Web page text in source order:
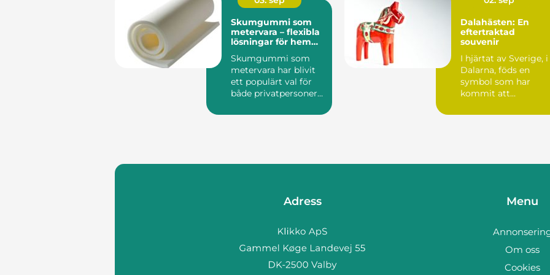
Skumgummi som
metervara – flexibla
lösningar för hem
Skumgummi som
metervara har blivit
ett populärt val för
både privatpersoner
Dalahästen: En
eftertraktad
souvenir
I hjärtat av Sverige, i
Dalarna, föds en
symbol som har
kommit att
tra...
Adress Menu
Om oss
Cookies